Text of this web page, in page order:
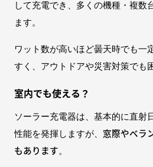
して充電でき、多くの機種・複数
ます。
ワット数が高いほど曇天時でも一
すく、アウトドアや災害対策でも
室内でも使える？
ソーラー充電器は、基本的に直射
性能を発揮しますが、 窓際やベラ
もあります。